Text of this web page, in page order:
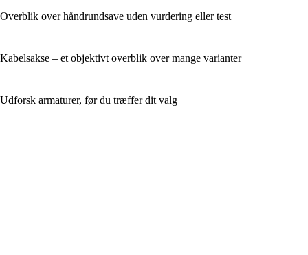
Overblik over håndrundsave uden vurdering eller test
Kabelsakse – et objektivt overblik over mange varianter
Udforsk armaturer, før du træffer dit valg